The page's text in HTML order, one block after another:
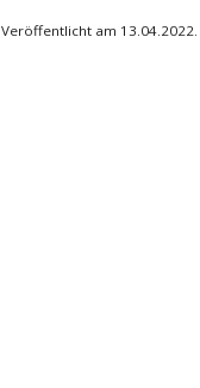
Veröffentlicht am 13.04.2022.